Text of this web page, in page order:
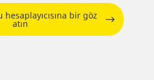
hesaplayıcısına bir göz
atın